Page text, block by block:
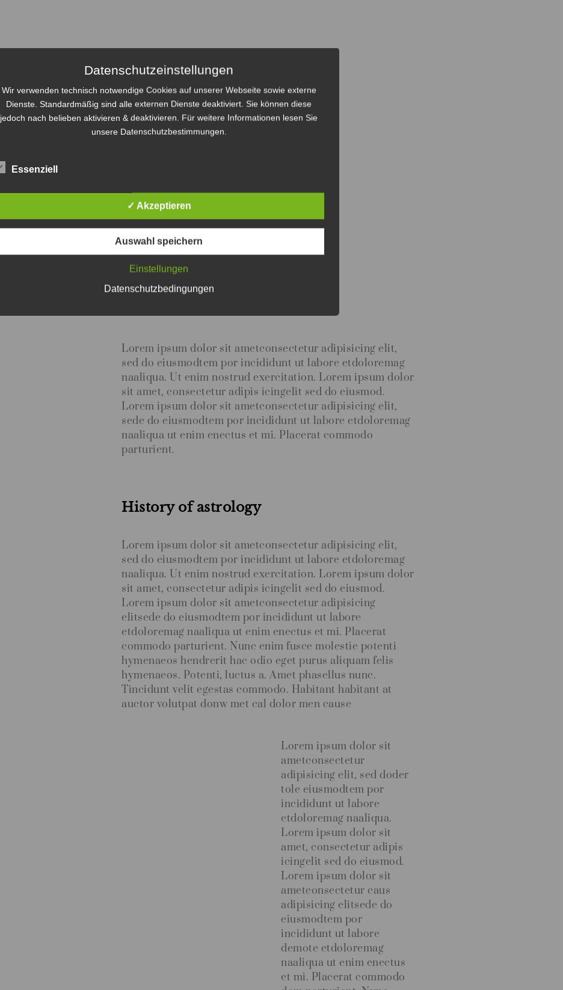
during an
eclipse. I
born on an
destiny is
Lorem ipsum dolor sit ametconsectetur adipisicing elit,
sed do eiusmodtem por incididunt ut labore etdoloremag
naaliqua. Ut enim nostrud exercitation. Lorem ipsum dolor
sit amet, consectetur adipis icingelit sed do eiusmod.
Lorem ipsum dolor sit ametconsectetur adipisicing elit,
sede do eiusmodtem por incididunt ut labore etdoloremag
naaliqua ut enim enectus et mi. Placerat commodo
parturient.
History of astrology
Lorem ipsum dolor sit ametconsectetur adipisicing elit,
sed do eiusmodtem por incididunt ut labore etdoloremag
naaliqua. Ut enim nostrud exercitation. Lorem ipsum dolor
sit amet, consectetur adipis icingelit sed do eiusmod.
Lorem ipsum dolor sit ametconsectetur adipisicing
elitsede do eiusmodtem por incididunt ut labore
etdoloremag naaliqua ut enim enectus et mi. Placerat
commodo parturient. Nunc enim fusce molestie potenti
hymenaeos hendrerit hac odio eget purus aliquam felis
hymenaeos. Potenti, luctus a. Amet phasellus nunc.
Tincidunt velit egestas commodo. Habitant habitant at
auctor volutpat donw met cal dolor men cause
Lorem ipsum dolor sit
ametconsectetur
adipisicing elit, sed doder
tole eiusmodtem por
incididunt ut labore
etdoloremag naaliqua.
Lorem ipsum dolor sit
amet, consectetur adipis
icingelit sed do eiusmod.
Lorem ipsum dolor sit
ametconsectetur caus
adipisicing elitsede do
eiusmodtem por
incididunt ut labore
demote etdoloremag
naaliqua ut enim enectus
et mi. Placerat commodo
Datenschutzeinstellungen
Wir verwenden technisch notwendige Cookies auf unserer Webseite sowie externe
Dienste. Standardmäßig sind alle externen Dienste deaktiviert. Sie können diese
jedoch nach belieben aktivieren & deaktivieren. Für weitere Informationen lesen Sie
unsere Datenschutzbestimmungen.
Essenziell
✓ Akzeptieren
Auswahl speichern
Einstellungen
Datenschutzbedingungen